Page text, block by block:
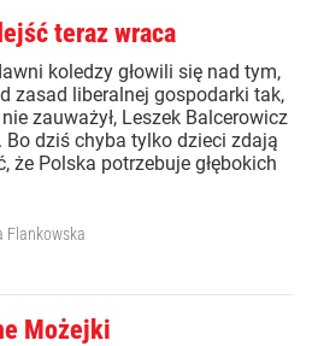
teraz wraca
koledzy głowili się nad tym,
zasad liberalnej gospodarki tak,
zauważył, Leszek Balcerowicz
Bo dziś chyba tylko dzieci zdają
że Polska potrzebuje głębokich
Flankowska
Możejki